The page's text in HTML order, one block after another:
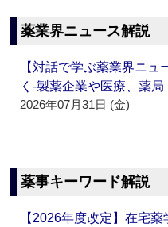
薬業界ニュース解説
【対話で学ぶ薬業界ニ
く‐製薬企業や医療、薬
2026年07月31日 (金)
薬事キーワード解説
【2026年度改定】在宅